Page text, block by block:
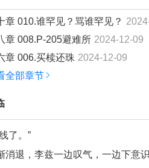
章 010.谁罕见？骂谁罕见？
章 008.P-205避难所 2024-12-09
章 006.买椟还珠 2024-12-09
全部章节
了。”
消退，李兹一边叹气，一边下意